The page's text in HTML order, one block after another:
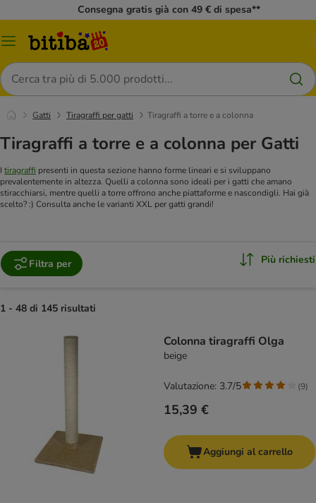
Consegna gratis già con 49 € di spesa**
Overview
Cerca
Gatti Tiragraffi per gatti Tiragraffi a torre e a colonna
Tiragraffi a torre e a colonna per Gatti
I tiragraffi presenti in questa sezione hanno forme lineari e si sviluppano
prevalentemente in altezza. Quelli a colonna sono ideali per i gatti che amano
stiracchiarsi, mentre quelli a torre offrono anche piattaforme e nascondigli. Hai già
scelto? :) Consulta anche le varianti XXL per gatti grandi!
Filtra per Più richiesti
1 - 48 di 145 risultati
Colonna tiragraffi Olga
beige
15,39 €
Valutazione: 3.7/5 (9)
Aggiungi al carrello